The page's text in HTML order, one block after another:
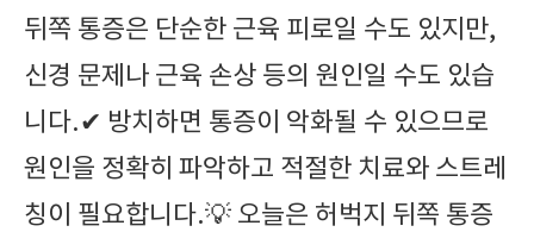
뒤쪽 통증은 단순한 근육 피로일 수도 있지만,
신경 문제나 근육 손상 등의 원인일 수도 있습
니다.✔ 방치하면 통증이 악화될 수 있으므로
원인을 정확히 파악하고 적절한 치료와 스트레
칭이 필요합니다.💡 오늘은 허벅지 뒤쪽 통증